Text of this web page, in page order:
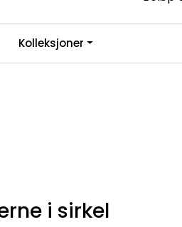
Infosenter
Kolleksjoner
i sirkel